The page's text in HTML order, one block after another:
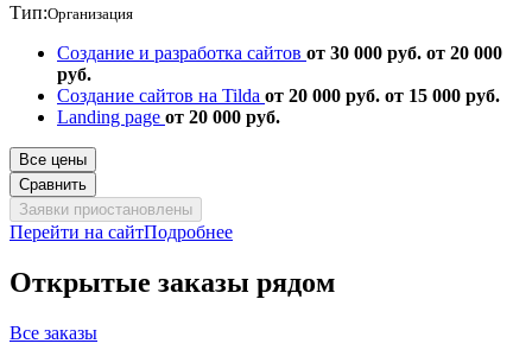
Тип:Организация
Создание и разработка сайтов от 30 000 руб. от 20 000
руб.
Создание сайтов на Tilda от 20 000 руб. от 15 000 руб.
Landing page от 20 000 руб.
Все цены
Сравнить
Заявки приостановлены
Перейти на сайтПодробнее
Открытые заказы рядом
Все заказы